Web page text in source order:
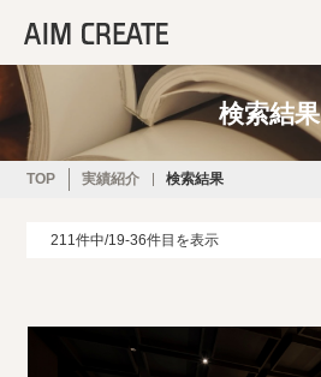
検索結果
TOP 実績紹介 検索結果
211件中/19-36件目を表示